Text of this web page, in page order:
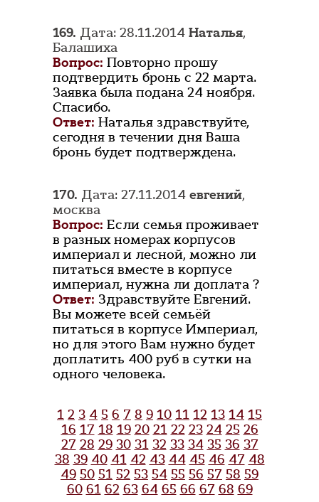
169. Дата: 28.11.2014 Наталья,
Балашиха
Вопрос: Повторно прошу
подтвердить бронь с 22 марта.
Заявка была подана 24 ноября.
Спасибо.
Ответ: Наталья здравствуйте,
сегодня в течении дня Ваша
бронь будет подтверждена.
170. Дата: 27.11.2014 евгений,
москва
Вопрос: Если семья проживает
в разных номерах корпусов
империал и лесной, можно ли
питаться вместе в корпусе
империал, нужна ли доплата ?
Ответ: Здравствуйте Евгений.
Вы можете всей семьёй
питаться в корпусе Империал,
но для этого Вам нужно будет
доплатить 400 руб в сутки на
одного человека.
1 2 3 4 5 6 7 8 9 10 11 12 13 14 15
16 17 18 19 20 21 22 23 24 25 26
27 28 29 30 31 32 33 34 35 36 37
38 39 40 41 42 43 44 45 46 47 48
49 50 51 52 53 54 55 56 57 58 59
60 61 62 63 64 65 66 67 68 69